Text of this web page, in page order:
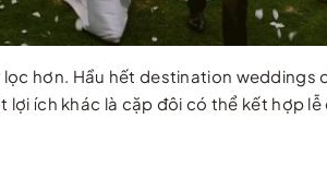
hơn. Hầu hết destination
ích khác là cặp đôi có thể kết hợp